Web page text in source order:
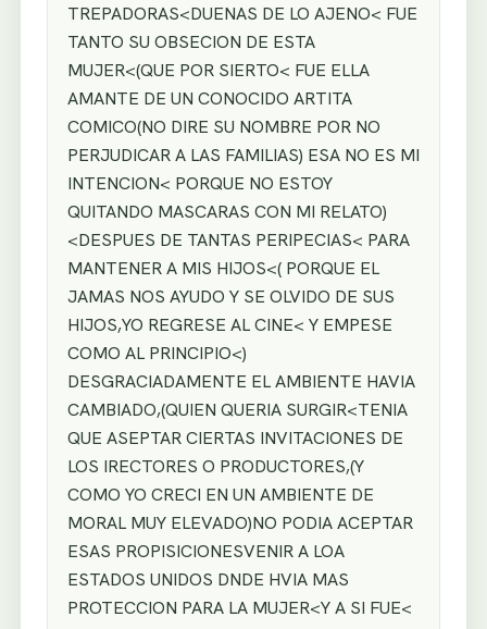
TREPADORAS<DUENAS DE LO AJENO< FUE
TANTO SU OBSECION DE ESTA
MUJER<(QUE POR SIERTO< FUE ELLA
AMANTE DE UN CONOCIDO ARTITA
COMICO(NO DIRE SU NOMBRE POR NO
PERJUDICAR A LAS FAMILIAS) ESA NO ES MI
INTENCION< PORQUE NO ESTOY
QUITANDO MASCARAS CON MI RELATO)
<DESPUES DE TANTAS PERIPECIAS< PARA
MANTENER A MIS HIJOS<( PORQUE EL
JAMAS NOS AYUDO Y SE OLVIDO DE SUS
HIJOS,YO REGRESE AL CINE< Y EMPESE
COMO AL PRINCIPIO<)
DESGRACIADAMENTE EL AMBIENTE HAVIA
CAMBIADO,(QUIEN QUERIA SURGIR<TENIA
QUE ASEPTAR CIERTAS INVITACIONES DE
LOS IRECTORES O PRODUCTORES,(Y
COMO YO CRECI EN UN AMBIENTE DE
MORAL MUY ELEVADO)NO PODIA ACEPTAR
ESAS PROPISICIONESVENIR A LOA
ESTADOS UNIDOS DNDE HVIA MAS
PROTECCION PARA LA MUJER<Y A SI FUE<